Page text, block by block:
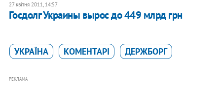
27 квітня 2011, 14:57
​Госдолг Украины вырос до 449 млрд грн
УКРАЇНА КОМЕНТАРІ ДЕРЖБОРГ
РЕКЛАМА